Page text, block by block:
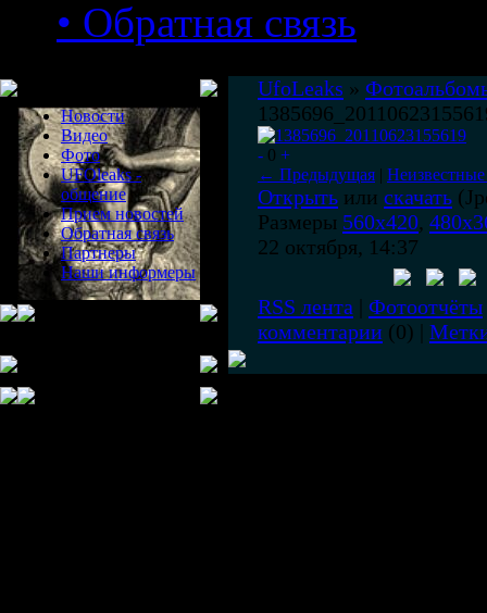
• Обратная связь
Новости
Видео
Фото
UFOleaks -
общение
Прием новостей
Обратная связь
Партнеры
Наши информеры
UfoLeaks »
- 0 +
← Предыдущая |
Открыть или скачать
Размеры 560x420,
22 октября, 14:37
RSS лента Фотоотчёты
комментарии (0) |